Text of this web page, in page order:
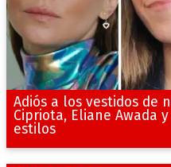
Adiós a los vestidos de
Cipriota, Eliane Awada
estilos